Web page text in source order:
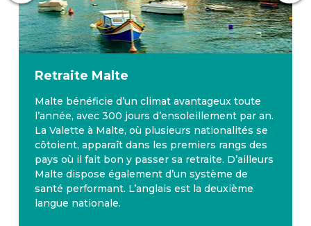
Retraite Malte
Malte bénéficie d’un climat avantageux toute
l’année, avec 300 jours d’ensoleillement par an.
La Valette à Malte, où plusieurs nationalités se
côtoient, apparaît dans les premiers rangs des
pays où il fait bon y passer sa retraite. D’ailleurs
Malte dispose également d’un système de
santé performant. L’anglais est la deuxième
langue nationale.